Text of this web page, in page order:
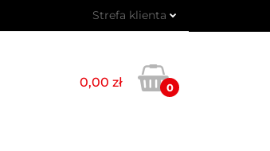
Strefa klienta
Zarejestruj się
Dodaj zgłoszenie
0,00 zł 0